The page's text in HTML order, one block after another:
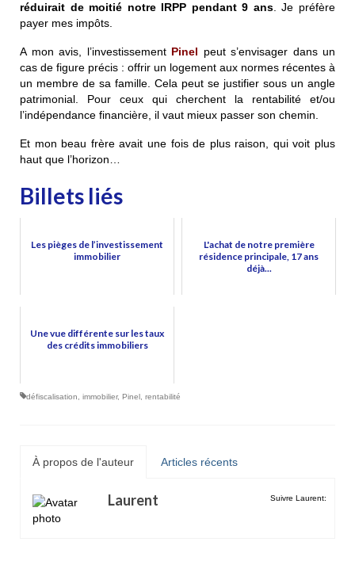
réduirait de moitié notre IRPP pendant 9 ans. Je préfère
payer mes impôts.
A mon avis, l’investissement Pinel peut s’envisager dans un
cas de figure précis : offrir un logement aux normes récentes à
un membre de sa famille. Cela peut se justifier sous un angle
patrimonial. Pour ceux qui cherchent la rentabilité et/ou
l’indépendance financière, il vaut mieux passer son chemin.
Et mon beau frère avait une fois de plus raison, qui voit plus
haut que l’horizon…
Billets liés
Les pièges de l’investissement
immobilier
L'achat de notre première
résidence principale, 17 ans
déjà...
Une vue différente sur les taux
des crédits immobiliers
défiscalisation, immobilier, Pinel, rentabilité
À propos de l'auteur Articles récents
Suivre Laurent:
Laurent